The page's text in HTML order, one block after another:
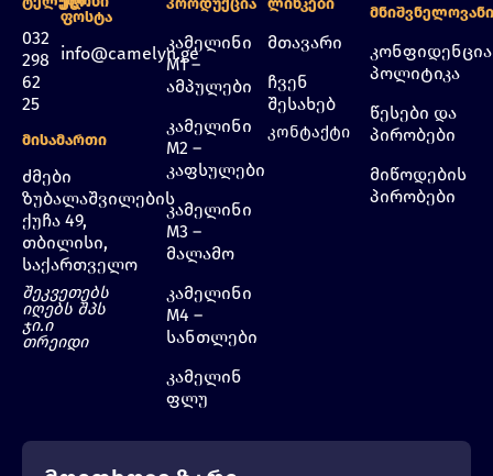
032
298
62
25
Ფოსტა
info@camelyn.ge
Მისამართი
ძმები
ზუბალაშვილების
ქუჩა 49,
თბილისი,
საქართველო
შეკვეთებს
იღებს შპს
ჯი.ი
თრეიდი
Პროდუქცია
კამელინი
M1 –
ამპულები
კამელინი
M2 –
კაფსულები
კამელინი
M3 –
მალამო
კამელინი
M4 –
სანთლები
კამელინ
ფლუ
Ლინკები
მთავარი
ჩვენ
შესახებ
კონტაქტი
Მნიშვნელოვანი
პოლიტიკა
წესები და
პირობები
მიწოდების
პირობები